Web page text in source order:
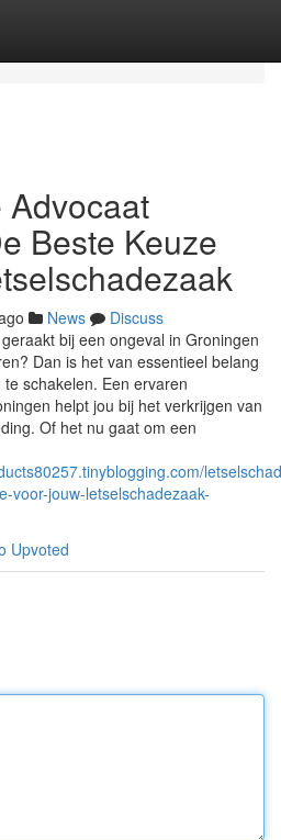
Beste Keuze
News
Discuss
bij een ongeval in Groningen
Dan is het van essentieel belang
schakelen. Een ervaren
helpt jou bij het verkrijgen van
Of het nu gaat om een
voor-jouw-letselschadezaak-
Upvoted